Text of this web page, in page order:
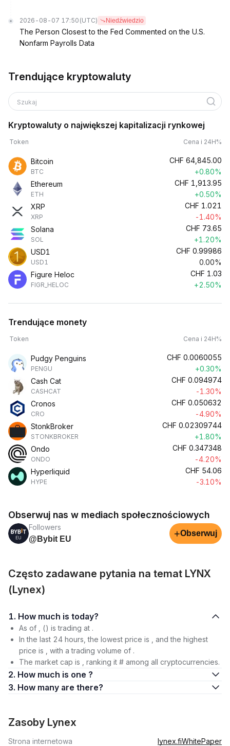
2026-08-07 17:50 (UTC) Niedźwiedzio
The Person Closest to the Fed Commented on the U.S.
Nonfarm Payrolls Data
Trendujące kryptowaluty
Szukaj
Kryptowaluty o największej kapitalizacji rynkowej
Token Cena i 24H%
Bitcoin
BTC
CHF 64,845.00
+0.80%
Ethereum
ETH
CHF 1,913.95
+0.50%
XRP
XRP
CHF 1.021
-1.40%
Solana
SOL
CHF 73.65
+1.20%
USD1
USD1
CHF 0.99986
0.00%
Figure Heloc
FIGR_HELOC
CHF 1.03
+2.50%
Trendujące monety
Token Cena i 24H%
Pudgy Penguins
PENGU
CHF 0.0060055
+0.30%
Cash Cat
CASHCAT
CHF 0.094974
-1.30%
Cronos
CRO
CHF 0.050632
-4.90%
StonkBroker
STONKBROKER
CHF 0.02309744
+1.80%
Ondo
ONDO
CHF 0.347348
-4.20%
Hyperliquid
HYPE
CHF 54.06
-3.10%
Obserwuj nas w mediach społecznościowych
Followers
@Bybit EU
+Obserwuj
Często zadawane pytania na temat LYNX
(Lynex)
1. How much is today?
As of , () is trading at .
In the last 24 hours, the lowest price is , and the highest
price is , with a trading volume of .
The market cap is , ranking it # among all cryptocurrencies.
2. How much is one ?
3. How many are there?
Zasoby Lynex
Strona internetowa lynex.fiWhitePaper